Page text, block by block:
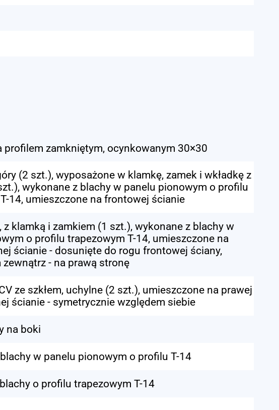
profilem zamkniętym, ocynkowanym 30×30
(2 szt.), wyposażone w klamkę, zamek i wkładkę z
wykonane z blachy w panelu pionowym o profilu
14, umieszczone na frontowej ścianie
z klamką i zamkiem (1 szt.), wykonane z blachy w
o profilu trapezowym T-14, umieszczone na
ścianie - dosunięte do rogu frontowej ściany,
zewnątrz - na prawą stronę
ze szkłem, uchylne (2 szt.), umieszczone na prawej
ścianie - symetrycznie względem siebie
na boki
w panelu pionowym o profilu T-14
o profilu trapezowym T-14